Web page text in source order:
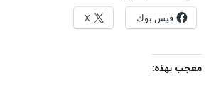
فيس بوك X
معجب بهذه: